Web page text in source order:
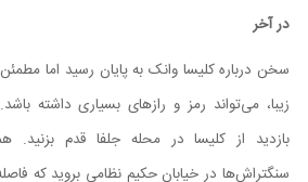
در آخر
سخن درباره کلیسا وانک به پایان رسید اما
زیبا، می‌تواند رمز و رازهای بسیاری داشته
بازدید از کلیسا در محله جلفا قدم بزنید.
سنگتراش‌ها در خیابان حکیم نظامی بروید که